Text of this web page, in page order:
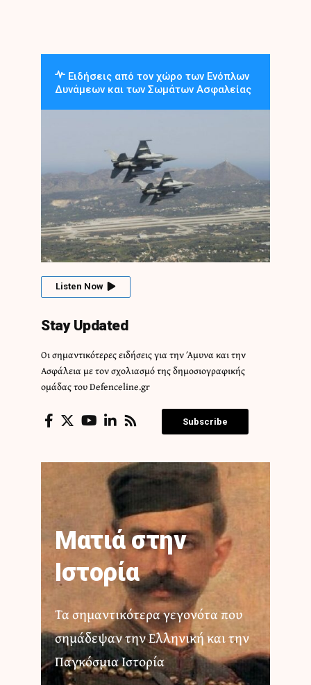
Ειδήσεις από τον χώρο των Ενόπλων
Δυνάμεων και των Σωμάτων Ασφαλείας
Listen Now
Stay Updated
Οι σημαντικότερες ειδήσεις για την Άμυνα και την
Ασφάλεια με τον σχολιασμό της δημοσιογραφικής
ομάδας του Defenceline.gr
Subscribe
Ματιά στην
Ιστορία
Τα σημαντικότερα γεγονότα που
σημάδεψαν την Ελληνική και την
Παγκόσμια Ιστορία